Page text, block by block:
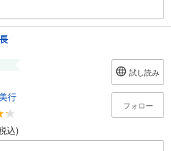
行
込)
試し読み
フォロー